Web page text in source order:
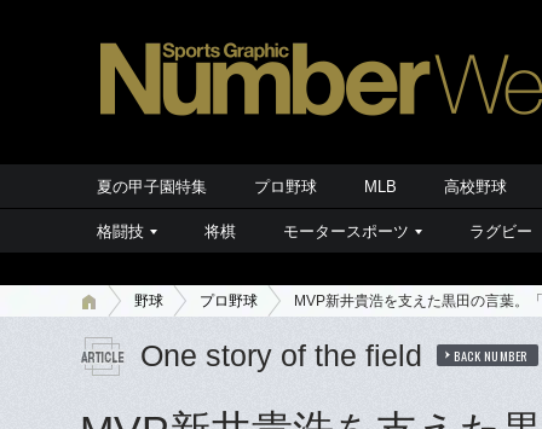
夏の甲子園特集 プロ野球 MLB 高校野球
格闘技 将棋 モータースポーツ ラグビー
野球 プロ野球 MVP新井貴浩を支えた黒田の言葉。
One story of the field BACK NUMBER